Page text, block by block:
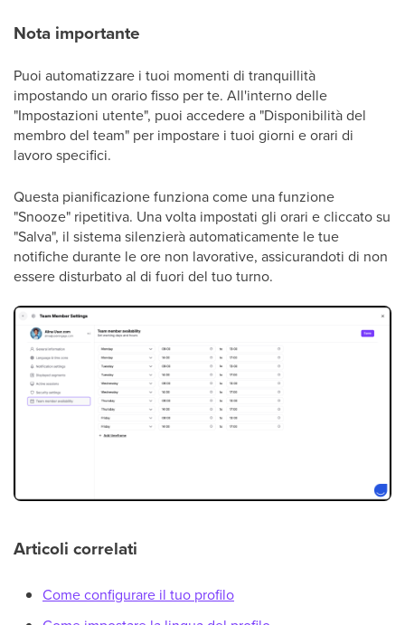
Nota importante
Puoi automatizzare i tuoi momenti di tranquillità
impostando un orario fisso per te. All'interno delle
"Impostazioni utente", puoi accedere a "Disponibilità del
membro del team" per impostare i tuoi giorni e orari di
lavoro specifici.
Questa pianificazione funziona come una funzione
"Snooze" ripetitiva. Una volta impostati gli orari e cliccato su
"Salva", il sistema silenzierà automaticamente le tue
notifiche durante le ore non lavorative, assicurandoti di non
essere disturbato al di fuori del tuo turno.
Articoli correlati
Come configurare il tuo profilo